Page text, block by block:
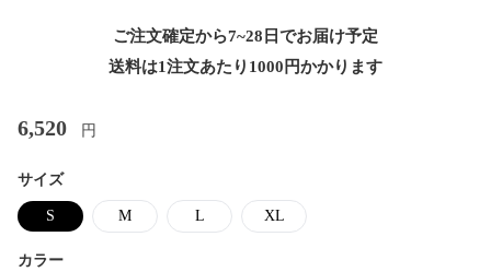
ご注文確定から7~28日でお届け予定
送料は1注文あたり 1000 円かかります
6,520 円
サイズ
S M L XL
カラー